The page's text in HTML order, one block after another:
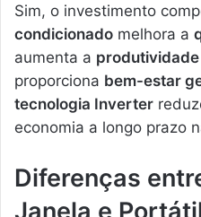
Sim, o investimento
condicionado melhora a
aumenta a produtividade
proporciona bem-estar
tecnologia Inverter
economia a longo prazo
Diferenças
Janela e